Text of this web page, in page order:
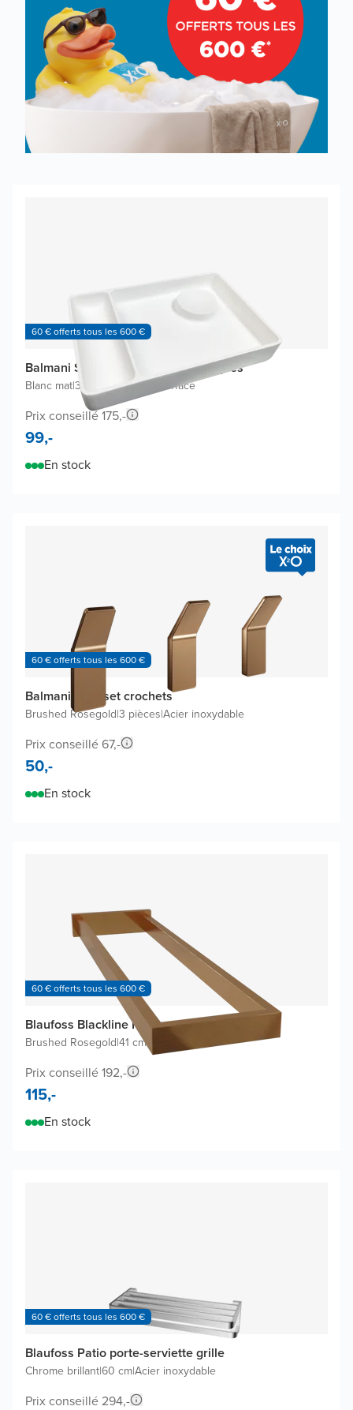
60 € offerts tous les 600 €
Balmani Spazio plateau à cosmétiques
Blanc mat|32 x 22 cm|Solid Surface
Prix conseillé 175,-
99,-
En stock
60 € offerts tous les 600 €
Balmani Amo set crochets
Brushed Rosegold|3 pièces|Acier inoxydable
Prix conseillé 67,-
50,-
En stock
60 € offerts tous les 600 €
Blaufoss Blackline Noma porte-serviette
Brushed Rosegold|41 cm| Double
Prix conseillé 192,-
115,-
En stock
60 € offerts tous les 600 €
Blaufoss Patio porte-serviette grille
Chrome brillant|60 cm|Acier inoxydable
Prix conseillé 294,-